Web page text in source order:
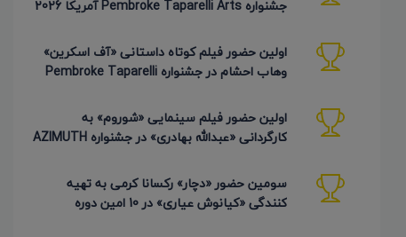
جشنواره Pembroke Taparelli Arts آمریکا 2026
اولین حضور فیلم کوتاه داستانی «آف اسکرین»
وهاب احشام در جشنواره Pembroke Taparelli
اولین حضور فیلم سینمایی «شوروم» به
کارگردانی «عبدالله بهادری» در جشنواره AZIMUTH
سومین حضور «دچار» رکسانا کرمی به تهیه
کنندگی «کیانوش عیاری» در 10 امین دوره